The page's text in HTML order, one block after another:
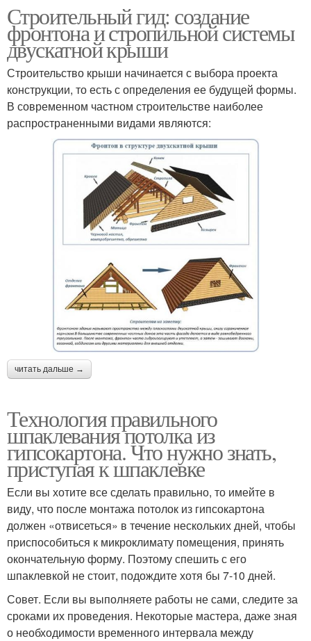
Строительный гид: создание
фронтона и стропильной системы
двускатной крыши
Строительство крыши начинается с выбора проекта
конструкции, то есть с определения ее будущей формы.
В современном частном строительстве наиболее
распространенными видами являются:
читать дальше →
Технология правильного
шпаклевания потолка из
гипсокартона. Что нужно знать,
приступая к шпаклевке
Если вы хотите все сделать правильно, то имейте в
виду, что после монтажа потолок из гипсокартона
должен «отвисеться» в течение нескольких дней, чтобы
приспособиться к микроклимату помещения, принять
окончательную форму. Поэтому спешить с его
шпаклевкой не стоит, подождите хотя бы 7-10 дней.
Совет. Если вы выполняете работы не сами, следите за
сроками их проведения. Некоторые мастера, даже зная
о необходимости временного интервала между